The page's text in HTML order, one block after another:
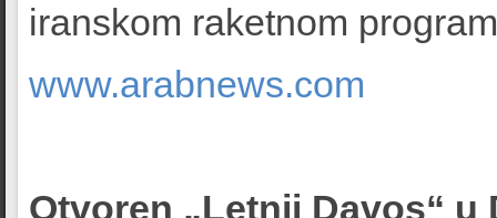
iranskom raketnom
www.arabnews.com
Otvoren „Letnji Davos“ u